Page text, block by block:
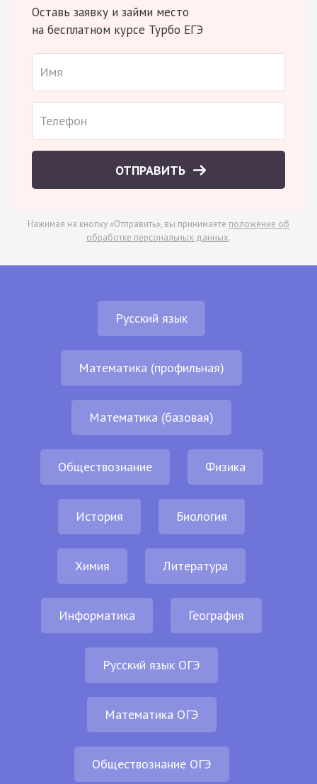
Оставь заявку и займи место
на бесплатном курсе Турбо ЕГЭ
ОТПРАВИТЬ
Нажимая на кнопку «Отправить», вы принимаете положение об
обработке персональных данных.
Русский язык
Математика (профильная)
Математика (базовая)
Обществознание Физика
История Биология
Химия Литература
Информатика География
Русский язык ОГЭ
Математика ОГЭ
Обществознание ОГЭ